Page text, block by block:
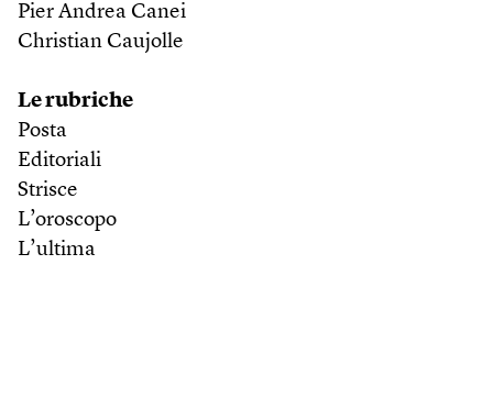
Pier Andrea Canei
Christian Caujolle
Le rubriche
Posta
Editoriali
Strisce
L’oroscopo
L’ultima